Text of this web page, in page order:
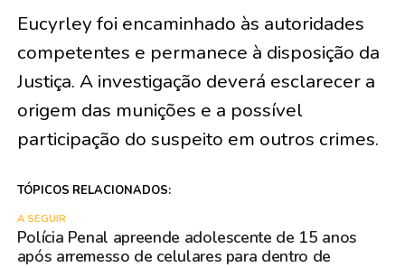
Eucyrley foi encaminhado às autoridades
competentes e permanece à disposição da
Justiça. A investigação deverá esclarecer a
origem das munições e a possível
participação do suspeito em outros crimes.
TÓPICOS RELACIONADOS:
A SEGUIR
Polícia Penal apreende adolescente de 15 anos
após arremesso de celulares para dentro de